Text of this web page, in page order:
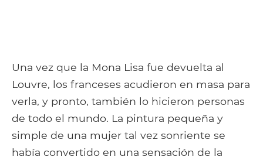
Una vez que la Mona Lisa fue devuelta al
Louvre, los franceses acudieron en masa para
verla, y pronto, también lo hicieron personas
de todo el mundo. La pintura pequeña y
simple de una mujer tal vez sonriente se
había convertido en una sensación de la